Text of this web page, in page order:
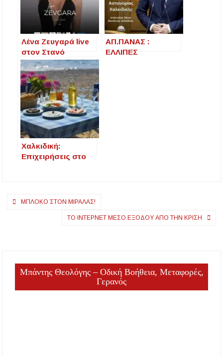
Λένα Ζευγαρά live
στον Στανό
Χαλκιδικής – Μια
νύχτα γεμάτη
μουσική και γλέντι
ΑΠ.ΠΑΝΑΣ :
ΕΛΛΙΠΕΣ
Χαλκιδική:
Επιχειρήσεις στο
Εργαζόμενοι δεν
καταχωρισμένοι
Πλοήγηση
ΜΠΛΌΚΟ ΣΤΟΝ ΜΙΡΑΛΆΣ!
ΤΟ ΊΝΤΕΡΝΕΤ ΜΈΣΟ ΕΞΌΔΟΥ ΑΠΌ ΤΗΝ ΚΡΊΣΗ
Μπάντης Θεολόγης – Οδική Βοήθεια, Μεταφορές,
Γερανός